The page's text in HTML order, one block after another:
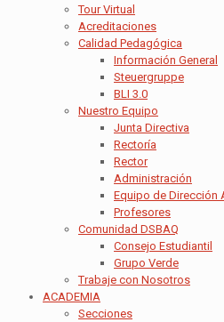
Tour Virtual
Acreditaciones
Calidad Pedagógica
Información General
Steuergruppe
BLI 3.0
Nuestro Equipo
Junta Directiva
Rectoría
Rector
Administración
Equipo de Dirección
Profesores
Comunidad DSBAQ
Consejo Estudiantil
Grupo Verde
Trabaje con Nosotros
ACADEMIA
Secciones